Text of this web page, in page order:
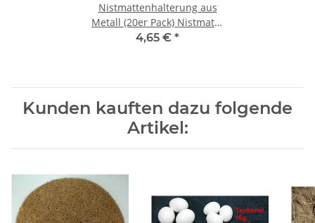
Nistmattenhalterung aus
Metall (20er Pack) Nistmatte
18 cm Ø - Nistschale KLEIN
4,65 € *
Kunden kauften dazu folgende
Artikel: